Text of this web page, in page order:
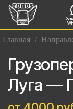
Главная /
Луга —